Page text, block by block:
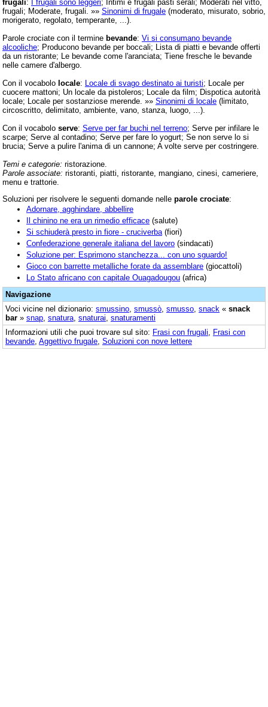
frugali: I frugali sono leggeri; Intimi e frugali pasti serali; Moderati nel vitto,
frugali; Moderate, frugali. »» Sinonimi di frugale (moderato, misurato, sobrio,
morigerato, regolato, temperante, ...).
Parole crociate con il termine bevande: Vi si consumano bevande
alcooliche; Producono bevande per boccali; Lista di piatti e bevande offerti
da un ristorante; Le bevande come l'aranciata; Tiene fresche le bevande
nelle camere d'albergo.
Con il vocabolo locale: Locale di svago destinato ai turisti; Locale per
cuocere mattoni; Un locale da pistoleros; Locale da film; Dispotica autorità
locale; Locale per sostanziose merende. »» Sinonimi di locale (limitato,
circoscritto, delimitato, ambiente, vano, stanza, luogo, ...).
Con il vocabolo serve: Serve per far buchi nel terreno; Serve per infilare le
scarpe; Serve al contadino; Serve per fare lo yogurt; Se non serve lo si
brucia; Serve a pulire l'anima di un cannone; A volte serve per costringere.
Temi e categorie: ristorazione.
Parole associate: ristoranti, piatti, ristorante, mangiano, cinesi, cameriere,
menu e trattorie.
Soluzioni per risolvere le seguenti domande nelle parole crociate:
Adornare, agghindare, abbellire
Il chinino ne era un rimedio efficace (salute)
Si schiuderà presto in fiore - cruciverba (fiori)
Confederazione generale italiana del lavoro (sindacati)
Soluzione per: Esprimono stanchezza... con uno sguardo!
Gioco con barrette metalliche forate da assemblare (giocattoli)
Lo Stato africano con capitale Ouagadougou (africa)
Navigazione
Voci vicine nel dizionario: smussino smussò smusso snack « snack
bar » snap snatura snaturai snaturamenti
Informazioni utili che puoi trovare sul sito: Frasi con frugali
Frasi con
bevande Aggettivo frugale Soluzioni con nove lettere